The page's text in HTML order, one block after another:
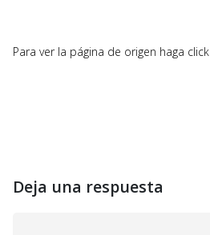
Para ver la página de origen haga click
Deja una respuesta